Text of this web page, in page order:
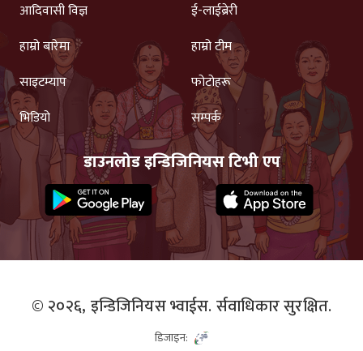
आदिवासी विज्ञ
ई-लाईब्रेरी
हाम्रो बारेमा
हाम्रो टीम
साइटम्याप
फोटोहरू
भिडियो
सम्पर्क
डाउनलोड इन्डिजिनियस टिभी एप
© २०२६, इन्डिजिनियस भ्वाईस. र्सवाधिकार सुरक्षित.
डिजाइन: